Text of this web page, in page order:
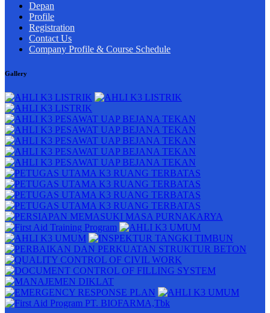
Depan
Profile
Registration
Contact Us
Company Profile & Course Schedule
Gallery